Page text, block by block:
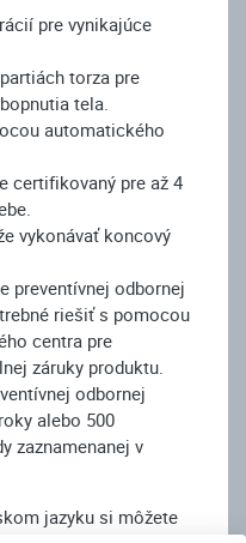
pre vynikajúce
torza pre
tela.
automatického
certifikovaný pre až 4
vykonávať koncový
preventívnej odbornej
riešiť s pomocou
centra pre
záruky produktu.
odbornej
alebo 500
zaznamenanej v
jazyku si môžete